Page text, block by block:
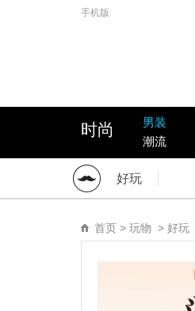
手机版
时尚 男装
潮流
好玩
首页 > 玩物 > 好玩